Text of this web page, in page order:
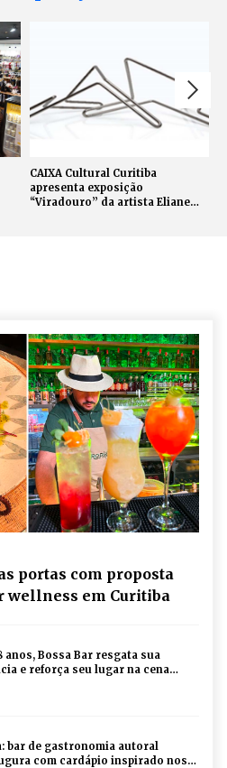
CAIXA Cultural Curitiba
apresenta exposição
“Viradouro” da artista Eliane
portas com proposta
wellness em Curitiba
anos, Bossa Bar resgata sua
e reforça seu lugar na cena
bar de gastronomia autoral
com cardápio inspirado nos